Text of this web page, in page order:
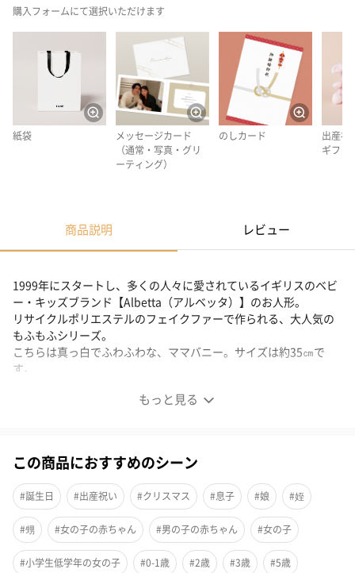
購入フォームにて選択いただけます
紙袋
メッセージカード
（通常・写真・グリ
ーティング）
のしカード
出産祝
ギフト
商品説明 レビュー
もっと見る
1999年にスタートし、多くの人々に愛されているイギリスのベビ
ー・キッズブランド【Albetta（アルベッタ）】のお人形。
リサイクルポリエステルのフェイクファーで作られる、大人気の
もふもふシリーズ。
こちらは真っ白でふわふわな、ママバニー。サイズは約35㎝で
す。
小さなスペシャルフレンド ママバニー
リサイクルポリエステルのフェイクファーで作られる、大人気の
もふもふシリーズ。
こちらは真っ白でふわふわな、ママバニー。
サイズは約35㎝
この商品におすすめのシーン
#誕生日 #出産祝い #クリスマス #息子 #娘 #姪
#甥 #女の子の赤ちゃん #男の子の赤ちゃん #女の子
#小学生低学年の女の子 #0-1歳 #2歳 #3歳 #5歳